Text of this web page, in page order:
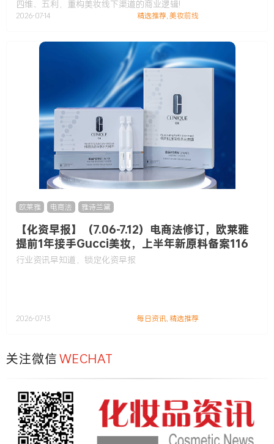
四维、五利，重构美妆线下渠道的商业逻辑!
2026-07-14 精选推荐,美妆前线
欧莱雅 电商法 雅诗兰黛
【化资早报】（7.06-7.12）电商法修订，欧莱雅
提前1年接手Gucci美妆，上半年新原料备案116
款……
行业资讯早知道，锁定化资早报
2026-07-13 每日资讯,精选推荐
关注微信WECHAT